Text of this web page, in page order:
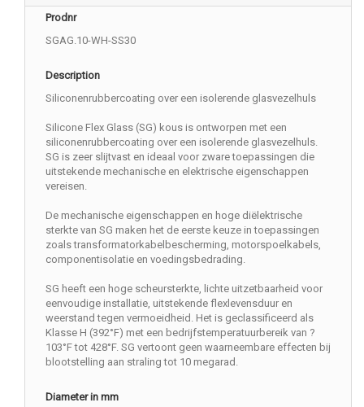
Prodnr
SGAG.10-WH-SS30
Description
Siliconenrubbercoating over een isolerende glasvezelhuls
Silicone Flex Glass (SG) kous is ontworpen met een
siliconenrubbercoating over een isolerende glasvezelhuls.
SG is zeer slijtvast en ideaal voor zware toepassingen die
uitstekende mechanische en elektrische eigenschappen
vereisen.
De mechanische eigenschappen en hoge diëlektrische
sterkte van SG maken het de eerste keuze in toepassingen
zoals transformatorkabelbescherming, motorspoelkabels,
componentisolatie en voedingsbedrading.
SG heeft een hoge scheursterkte, lichte uitzetbaarheid voor
eenvoudige installatie, uitstekende flexlevensduur en
weerstand tegen vermoeidheid. Het is geclassificeerd als
Klasse H (392°F) met een bedrijfstemperatuurbereik van ?
103°F tot 428°F. SG vertoont geen waarneembare effecten bij
blootstelling aan straling tot 10 megarad.
Diameter in mm